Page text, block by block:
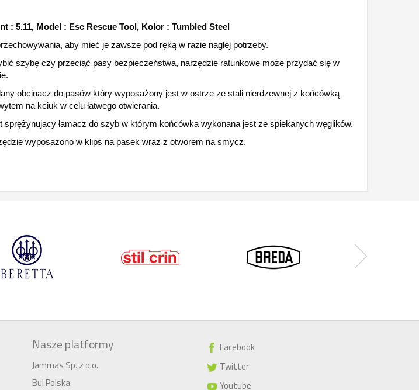
: 5.11, Model : Esc Rescue Tool, Kolor : Tumbled Steel
aby mieć je zawsze pod ręką w razie nagłej potrzeby.
szybę czy przeciąć pasy bezpieczeństwa, narzędzie ratunkowe może przydać się w
obcinacz do pasów który wyposażony jest w ostrze ze stali nierdzewnej z końcówką
na kciuk w celu łatwego otwierania.
sprężynujący łamacz do szyb w którym końcówka wykonana jest ze spiekanych węglików.
wyposażono w klips na pasek wraz z otworem na smycz.
Facebook
Twitter
Youtube
Nasze platformy
Jammas Sp. z o.o.
Bul Polska